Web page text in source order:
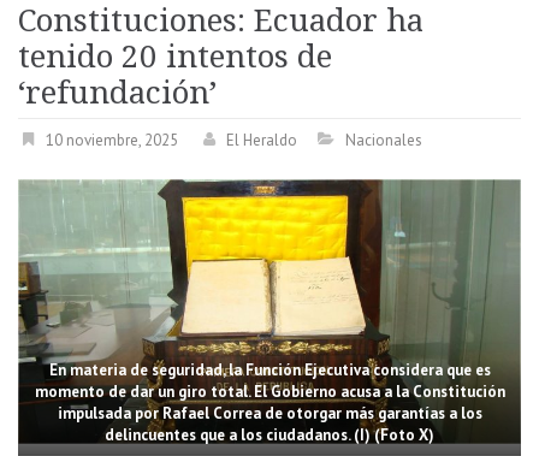
Constituciones: Ecuador ha
tenido 20 intentos de
‘refundación’
10 noviembre, 2025 El Heraldo Nacionales
En materia de seguridad, la Función Ejecutiva considera que es
momento de dar un giro total. El Gobierno acusa a la Constitución
impulsada por Rafael Correa de otorgar más garantías a los
delincuentes que a los ciudadanos. (I) (Foto X)